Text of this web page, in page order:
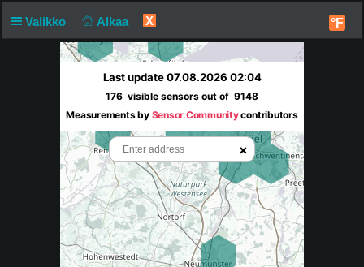
Valikko Alkaa X °F